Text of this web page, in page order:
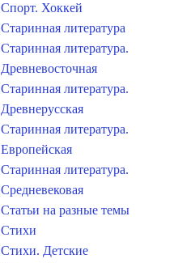
Спорт. Хоккей
Старинная литература
Старинная литература.
Древневосточная
Старинная литература.
Древнерусская
Старинная литература.
Европейская
Старинная литература.
Средневековая
Статьи на разные темы
Стихи
Стихи. Детские